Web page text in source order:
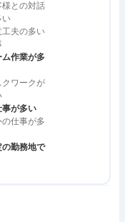
様との対話
い
工夫の多い
ム作業が多
クワークが
事が多い
の仕事が多
の勤務地で